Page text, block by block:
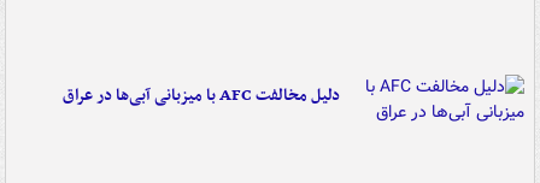
دلیل مخالفت AFC با میزبانی آبی‌ها در عراق